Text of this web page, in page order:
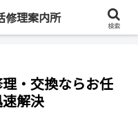
大83%OFF
理・交換ならお任
解決
修理案内所
検索